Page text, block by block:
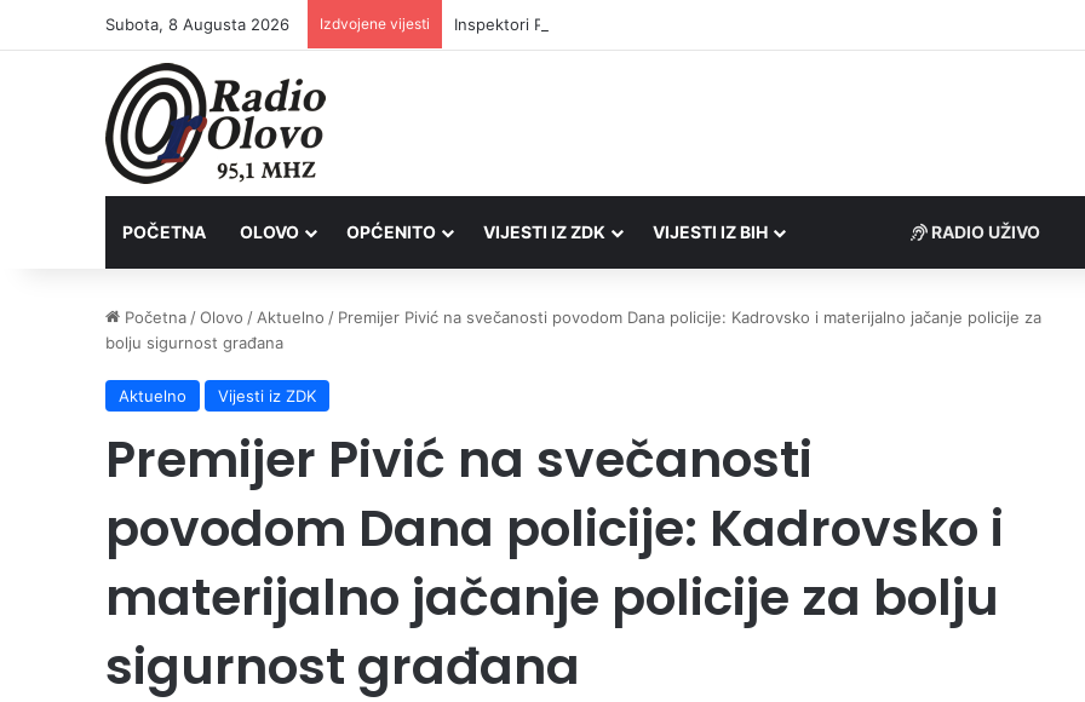
Subota, 8 Augusta 2026 Izdvojene vijesti Inspektori Porezne uprave FBiH na području ZDK izvršili 24 inspekcijska nadzora
POČETNA OLOVO OPĆENITO VIJESTI IZ ZDK VIJESTI IZ BIH RADIO UŽIVO
Početna /Olovo / Aktuelno / Premijer Pivić na svečanosti povodom Dana policije: Kadrovsko i materijalno jačanje policije za
bolju sigurnost građana
Aktuelno Vijesti iz ZDK
Premijer Pivić na svečanosti
povodom Dana policije: Kadrovsko i
materijalno jačanje policije za bolju
sigurnost građana